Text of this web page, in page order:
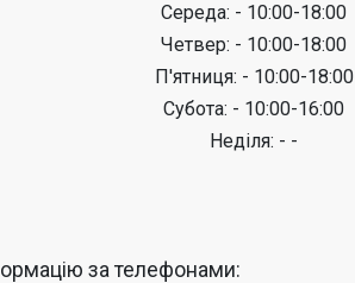
Середа: - 10:00-18:00
Четвер: - 10:00-18:00
П'ятниця: - 10:00-18:00
Субота: - 10:00-16:00
Неділя: - -
за телефонами: